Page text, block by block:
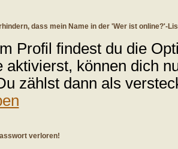
dass mein Name in der 'Wer ist online?'-
Profil findest du die
aktivierst, können dich
zählst dann als
verloren!